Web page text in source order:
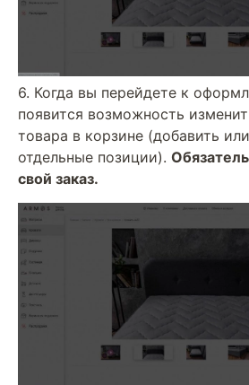
6. Когда вы перейдете к
появится возможность
товара в корзине (добавить
отдельные позиции).
свой заказ.